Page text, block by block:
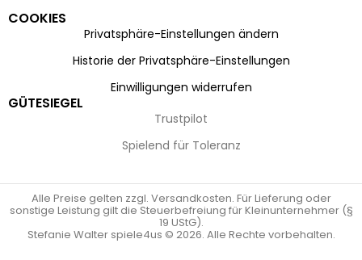
COOKIES
Privatsphäre-Einstellungen ändern
Historie der Privatsphäre-Einstellungen
Einwilligungen widerrufen
GÜTESIEGEL
Trustpilot
Spielend für Toleranz
Alle Preise gelten zzgl. Versandkosten. Für Lieferung oder
sonstige Leistung gilt die Steuerbefreiung für Kleinunternehmer (§
19 UStG).
Stefanie Walter spiele4us © 2026. Alle Rechte vorbehalten.